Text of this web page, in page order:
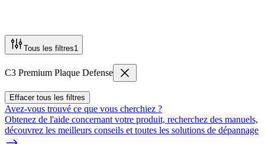
Tous les filtres1
C3 Premium Plaque Defense
Effacer tous les filtres
Avez-vous trouvé ce que vous cherchiez ?
Obtenez de l'aide concernant votre produit, recherchez des manuels,
découvrez les meilleurs conseils et toutes les solutions de dépannage